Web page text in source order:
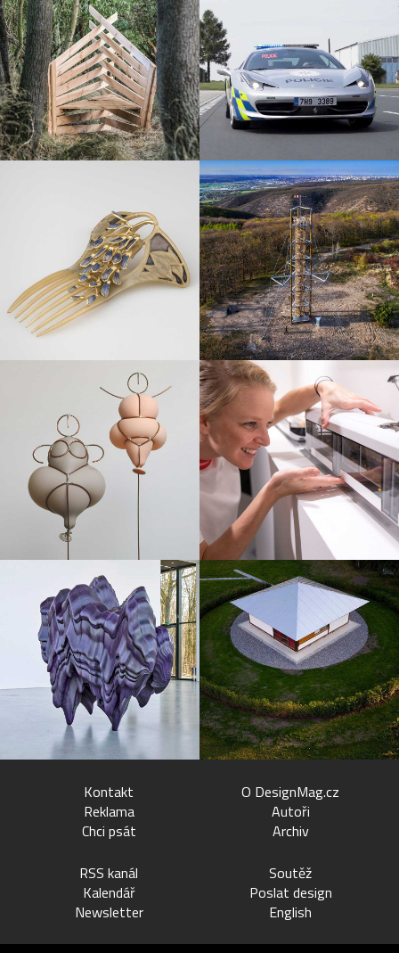
Kontakt
Reklama
Chci psát
O DesignMag.cz
Autoři
Archiv
RSS kanál
Kalendář
Newsletter
Soutěž
Poslat design
English